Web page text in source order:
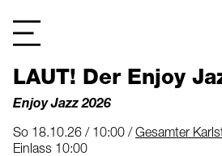
LAUT! Der Enjoy
Enjoy Jazz 2026
So 18.10.26 / 10:00 /Gesamter
Einlass 10:00